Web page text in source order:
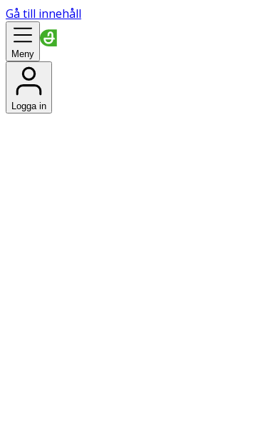
Gå till innehåll
Meny
Logga in